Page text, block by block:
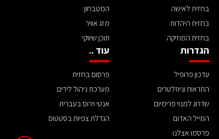
בחזית לאישה
בחזית היהדות
בחזית המוזיקה
המטבחון
מזג אוויר
תוכן שיווקי
הגדרות
עדכון פרופיל
התראות וניוזלטרים
שדרוג למנוי פרימיום
המייל האדום
פרסמו אצלנו
עוד ..
פרסום בחזית
מערכת ניהול לידים
אנטי וירוס בעברית
הגדלת צפיות בסטטוס